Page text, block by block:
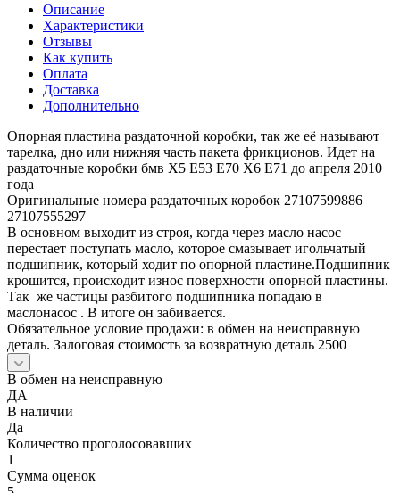
Описание
Характеристики
Отзывы
Как купить
Оплата
Доставка
Дополнительно
Опорная пластина раздаточной коробки, так же её называют
тарелка, дно или нижняя часть пакета фрикционов. Идет на
раздаточные коробки бмв Х5 Е53 Е70 Х6 Е71 до апреля 2010
года
Оригинальные номера раздаточных коробок 27107599886
27107555297
В основном выходит из строя, когда через масло насос
перестает поступать масло, которое смазывает игольчатый
подшипник, который ходит по опорной пластине.Подшипник
крошится, происходит износ поверхности опорной пластины.
Так же частицы разбитого подшипника попадаю в
маслонасос . В итоге он забивается.
Обязательное условие продажи: в обмен на неисправную
деталь. Залоговая стоимость за возвратную деталь 2500
В обмен на неисправную
ДА
В наличии
Да
Количество проголосовавших
1
Сумма оценок